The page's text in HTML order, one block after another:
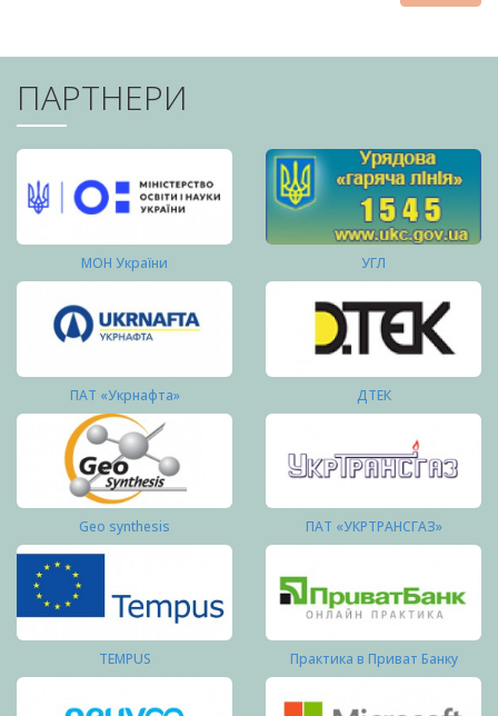
ПАРТНЕРИ
МОН України УГЛ
ПАТ «Укрнафта» ДТЕК
Geo synthesis ПАТ «УКРТРАНСГАЗ»
TEMPUS Практика в Приват Банку